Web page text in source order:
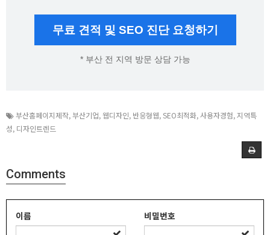
무료 견적 및 SEO 진단 요청하기
* 부산 전 지역 방문 상담 가능
부산홈페이지제작,부산기업,웹디자인, 반응형웹,SEO최적화,사용자경험,지역특
성, 디자인트렌드
Comments
이름 비밀번호